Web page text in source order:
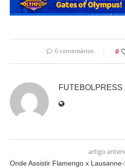
0 comentários 0
FUTEBOLPRESS
artigo
Onde Assistir Flamengo x